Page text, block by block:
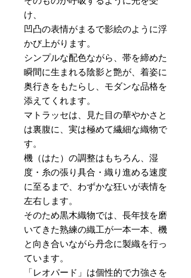
け、
凹凸の表情がまるで影絵のように浮
かび上がります。
シンプルな配色ながら、帯を締めた
瞬間に生まれる陰影と艶が、着姿に
奥行きをもたらし、モダンな品格を
添えてくれます。
マトラッセは、見た目の華やかさと
は裏腹に、実は極めて繊細な織物で
す。
機（はた）の調整はもちろん、湿
度・糸の張り具合・織り進める速度
に至るまで、わずかな狂いが表情を
左右します。
そのため黒木織物では、長年技を磨
いてきた熟練の織工が一本一本、機
と向き合いながら丹念に製織を行っ
ています。
「レオパード」は個性的で力強さを